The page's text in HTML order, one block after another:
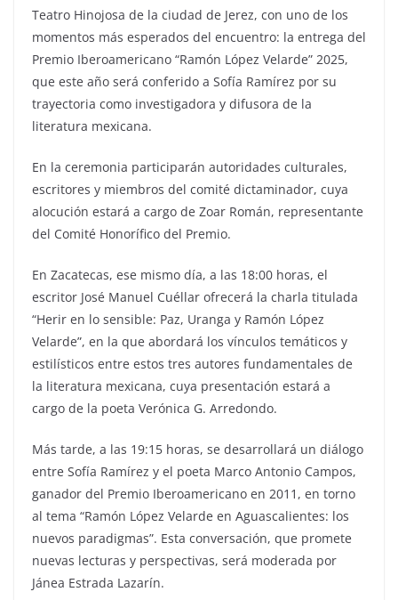
Teatro Hinojosa de la ciudad de Jerez, con uno de los
momentos más esperados del encuentro: la entrega del
Premio Iberoamericano “Ramón López Velarde” 2025,
que este año será conferido a Sofía Ramírez por su
trayectoria como investigadora y difusora de la
literatura mexicana.
En la ceremonia participarán autoridades culturales,
escritores y miembros del comité dictaminador, cuya
alocución estará a cargo de Zoar Román, representante
del Comité Honorífico del Premio.
En Zacatecas, ese mismo día, a las 18:00 horas, el
escritor José Manuel Cuéllar ofrecerá la charla titulada
“Herir en lo sensible: Paz, Uranga y Ramón López
Velarde”, en la que abordará los vínculos temáticos y
estilísticos entre estos tres autores fundamentales de
la literatura mexicana, cuya presentación estará a
cargo de la poeta Verónica G. Arredondo.
Más tarde, a las 19:15 horas, se desarrollará un diálogo
entre Sofía Ramírez y el poeta Marco Antonio Campos,
ganador del Premio Iberoamericano en 2011, en torno
al tema “Ramón López Velarde en Aguascalientes: los
nuevos paradigmas”. Esta conversación, que promete
nuevas lecturas y perspectivas, será moderada por
Jánea Estrada Lazarín.